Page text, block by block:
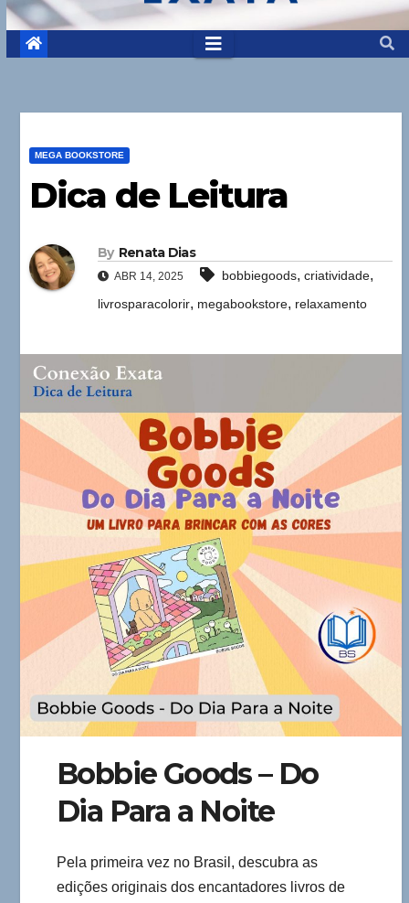
MEGA BOOKSTORE
Dica de Leitura
By Renata Dias
ABR 14, 2025 bobbiegoods, criatividade,
livrosparacolorir, megabookstore, relaxamento
Bobbie Goods – Do
Dia Para a Noite
Pela primeira vez no Brasil, descubra as
edições originais dos encantadores livros de